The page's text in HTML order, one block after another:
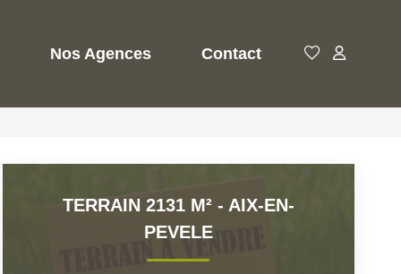
Nos Agences Contact
TERRAIN 2131 M² - AIX-EN-
PEVELE